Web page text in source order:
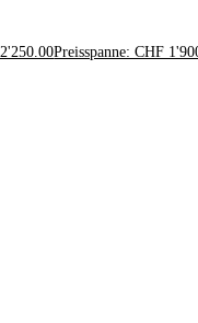
2'250.00Preisspanne: CHF